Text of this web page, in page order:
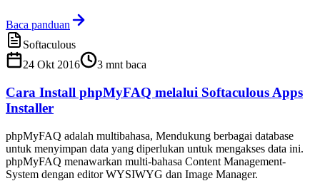
Baca panduan
Softaculous
24 Okt 2016
3 mnt baca
Cara Install phpMyFAQ melalui Softaculous Apps
Installer
phpMyFAQ adalah multibahasa, Mendukung berbagai database
untuk menyimpan data yang diperlukan untuk mengakses data ini.
phpMyFAQ menawarkan multi-bahasa Content Management-
System dengan editor WYSIWYG dan Image Manager.